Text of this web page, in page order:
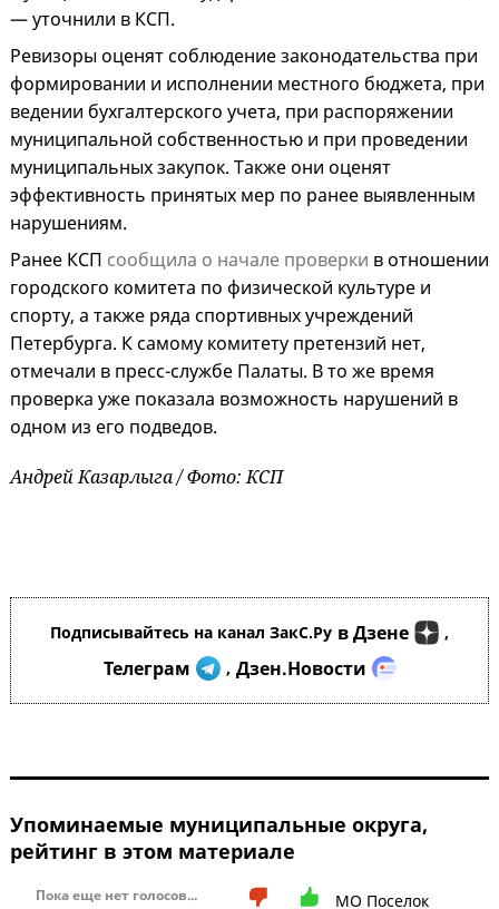
— уточнили в КСП.
Ревизоры оценят соблюдение законодательства при
формировании и исполнении местного бюджета, при
ведении бухгалтерского учета, при распоряжении
муниципальной собственностью и при проведении
муниципальных закупок. Также они оценят
эффективность принятых мер по ранее выявленным
нарушениям.
Ранее КСП сообщила о начале проверки в отношении
городского комитета по физической культуре и
спорту, а также ряда спортивных учреждений
Петербурга. К самому комитету претензий нет,
отмечали в пресс-службе Палаты. В то же время
проверка уже показала возможность нарушений в
одном из его подведов.
Андрей Казарлыга / Фото: КСП
Подписывайтесь на канал ЗакС.Ру в Дзене ,
Телеграм , Дзен.Новости
Упоминаемые муниципальные округа,
рейтинг в этом материале
Пока еще нет голосов...
МО Поселок